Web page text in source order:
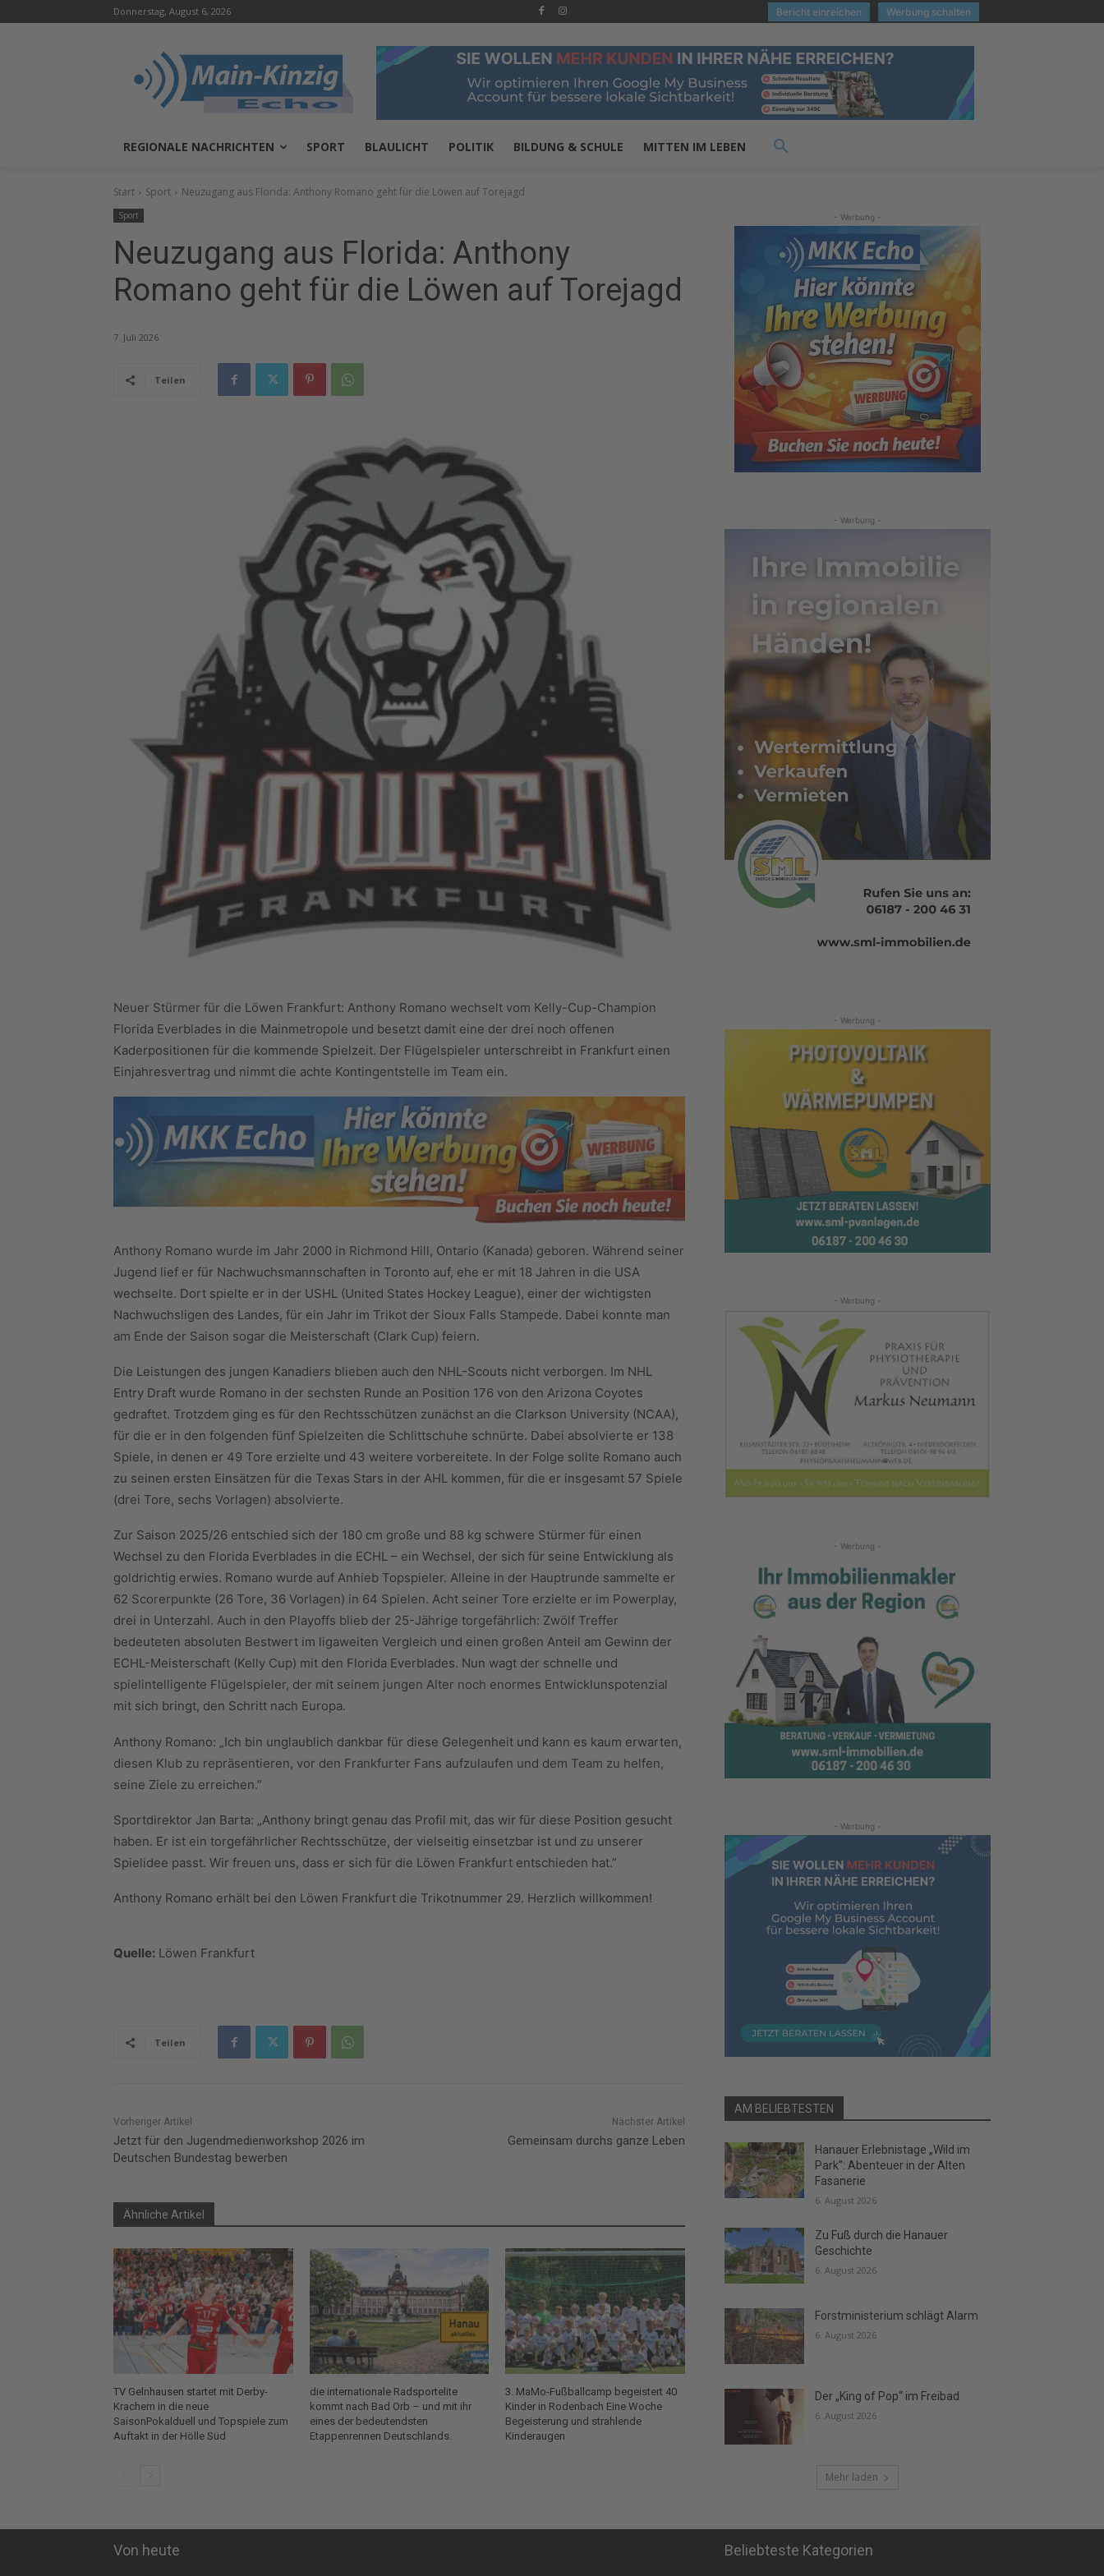
Donnerstag, August 6, 2026 Bericht einreichen Werbung schalten
REGIONALE NACHRICHTEN SPORT BLAULICHT POLITIK BILDUNG & SCHULE MITTEN IM LEBEN
Start Sport Neuzugang aus Florida: Anthony Romano geht für die Löwen auf Torejagd
Sport
Neuzugang aus Florida: Anthony
Romano geht für die Löwen auf Torejagd
7. Juli 2026
Teilen
Neuer Stürmer für die Löwen Frankfurt: Anthony Romano wechselt vom Kelly-Cup-Champion
Florida Everblades in die Mainmetropole und besetzt damit eine der drei noch offenen
Kaderpositionen für die kommende Spielzeit. Der Flügelspieler unterschreibt in Frankfurt einen
Einjahresvertrag und nimmt die achte Kontingentstelle im Team ein.
Anthony Romano wurde im Jahr 2000 in Richmond Hill, Ontario (Kanada) geboren. Während seiner
Jugend lief er für Nachwuchsmannschaften in Toronto auf, ehe er mit 18 Jahren in die USA
wechselte. Dort spielte er in der USHL (United States Hockey League), einer der wichtigsten
Nachwuchsligen des Landes, für ein Jahr im Trikot der Sioux Falls Stampede. Dabei konnte man
am Ende der Saison sogar die Meisterschaft (Clark Cup) feiern.
Die Leistungen des jungen Kanadiers blieben auch den NHL-Scouts nicht verborgen. Im NHL
Entry Draft wurde Romano in der sechsten Runde an Position 176 von den Arizona Coyotes
gedraftet. Trotzdem ging es für den Rechtsschützen zunächst an die Clarkson University (NCAA),
für die er in den folgenden fünf Spielzeiten die Schlittschuhe schnürte. Dabei absolvierte er 138
Spiele, in denen er 49 Tore erzielte und 43 weitere vorbereitete. In der Folge sollte Romano auch
zu seinen ersten Einsätzen für die Texas Stars in der AHL kommen, für die er insgesamt 57 Spiele
(drei Tore, sechs Vorlagen) absolvierte.
Zur Saison 2025/26 entschied sich der 180 cm große und 88 kg schwere Stürmer für einen
Wechsel zu den Florida Everblades in die ECHL – ein Wechsel, der sich für seine Entwicklung als
goldrichtig erwies. Romano wurde auf Anhieb Topspieler. Alleine in der Hauptrunde sammelte er
62 Scorerpunkte (26 Tore, 36 Vorlagen) in 64 Spielen. Acht seiner Tore erzielte er im Powerplay,
drei in Unterzahl. Auch in den Playoffs blieb der 25-Jährige torgefährlich: Zwölf Treffer
bedeuteten absoluten Bestwert im ligaweiten Vergleich und einen großen Anteil am Gewinn der
ECHL-Meisterschaft (Kelly Cup) mit den Florida Everblades. Nun wagt der schnelle und
spielintelligente Flügelspieler, der mit seinem jungen Alter noch enormes Entwicklunspotenzial
mit sich bringt, den Schritt nach Europa.
Anthony Romano: „Ich bin unglaublich dankbar für diese Gelegenheit und kann es kaum erwarten,
diesen Klub zu repräsentieren, vor den Frankfurter Fans aufzulaufen und dem Team zu helfen,
seine Ziele zu erreichen.”
Sportdirektor Jan Barta: „Anthony bringt genau das Profil mit, das wir für diese Position gesucht
haben. Er ist ein torgefährlicher Rechtsschütze, der vielseitig einsetzbar ist und zu unserer
Spielidee passt. Wir freuen uns, dass er sich für die Löwen Frankfurt entschieden hat.”
Anthony Romano erhält bei den Löwen Frankfurt die Trikotnummer 29. Herzlich willkommen!
Quelle: Löwen Frankfurt
Teilen
Vorheriger Artikel
Jetzt für den Jugendmedienworkshop 2026 im
Deutschen Bundestag bewerben
Nächster Artikel
Gemeinsam durchs ganze Leben
Ähnliche Artikel
TV Gelnhausen startet mit Derby-
Krachern in die neue
SaisonPokalduell und Topspiele zum
Auftakt in der Hölle Süd
die internationale Radsportelite
kommt nach Bad Orb – und mit ihr
eines der bedeutendsten
Etappenrennen Deutschlands.
3. MaMo-Fußballcamp begeistert 40
Kinder in Rodenbach Eine Woche
Begeisterung und strahlende
Kinderaugen
- Werbung -
- Werbung -
- Werbung -
- Werbung -
- Werbung -
- Werbung -
AM BELIEBTESTEN
Hanauer Erlebnistage „Wild im
Park”: Abenteuer in der Alten
Fasanerie
6. August 2026
Zu Fuß durch die Hanauer
Geschichte
6. August 2026
Forstministerium schlägt Alarm
6. August 2026
Der „King of Pop“ im Freibad
6. August 2026
Mehr laden
Von heute Beliebteste Kategorien